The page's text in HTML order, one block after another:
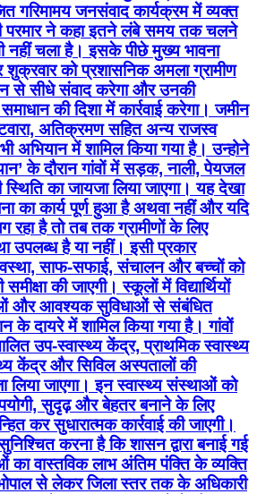
गरिमामय जनसंवाद कार्यक्रम में व्यक्त
परमार ने कहा इतने लंबे समय तक चलने
नहीं चला है। इसके पीछे मुख्य भावना
को प्रशासनिक अमला ग्रामीण
से सीधे संवाद करेगा और उनकी
की दिशा में कार्रवाई करेगा। जमीन
अतिक्रमण सहित अन्य राजस्व
अभियान में शामिल किया गया है। उन्होने
के दौरान गांवों में सड़क, नाली, पेयजल
का जायजा लिया जाएगा। यह देखा
का कार्य पूर्ण हुआ है अथवा नहीं और यदि
रहा है तो तब तक ग्रामीणों के लिए
उपलब्ध है या नहीं। इसी प्रकार
साफ-सफाई, संचालन और बच्चों को
की जाएगी। स्कूलों में विद्यार्थियों
और आवश्यक सुविधाओं से संबंधित
के दायरे में शामिल किया गया है। गांवों
उप-स्वास्थ्य केंद्र, प्राथमिक स्वास्थ्य
केंद्र और सिविल अस्पतालों की
लिया जाएगा। इन स्वास्थ्य संस्थाओं को
सुदृढ़ और बेहतर बनाने के लिए
कर सुधारात्मक कार्रवाई की जाएगी।
करना है कि शासन द्वारा बनाई गई
वास्तविक लाभ अंतिम पंक्ति के व्यक्ति
से लेकर जिला स्तर तक के अधिकारी